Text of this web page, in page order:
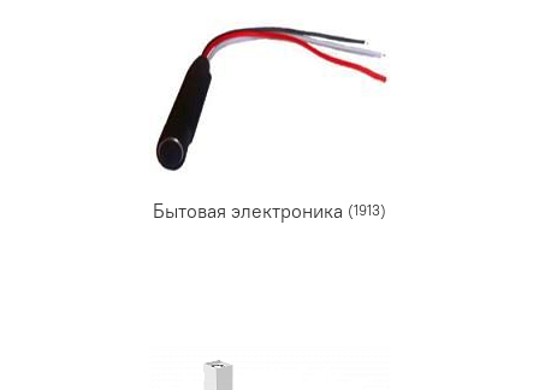
Бытовая электроника (1913)